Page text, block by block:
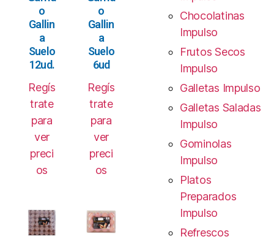
o
Gallin
a
Suelo
12ud.
Regís
trate
para
ver
preci
os
o
Gallin
a
Suelo
6ud
Regís
trate
para
ver
preci
os
Chocolatinas
Impulso
Frutos Secos
Impulso
Galletas Impulso
Galletas Saladas
Impulso
Gominolas
Impulso
Platos
Preparados
Impulso
Refrescos